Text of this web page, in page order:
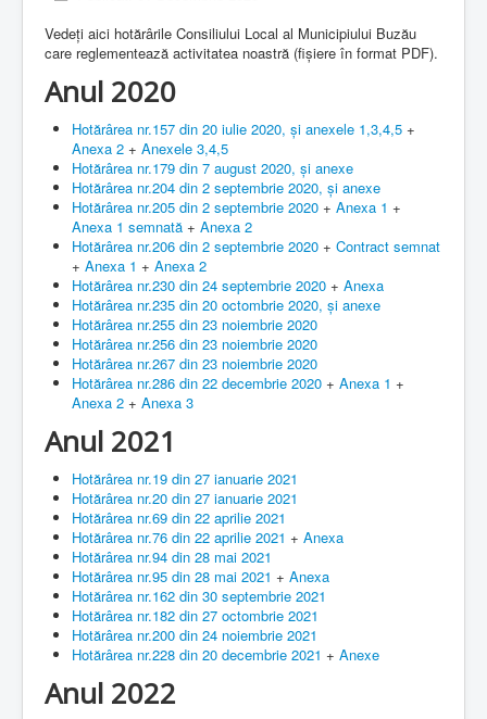
Plata online
Contact
Vedeți aici hotărârile Consiliului Local al Municipiului Buzău
care reglementează activitatea noastră (fișiere în format PDF).
Anul 2020
Hotărârea nr.157 din 20 iulie 2020, și anexele 1,3,4,5 +
Anexa 2 + Anexele 3,4,5
Hotărârea nr.179 din 7 august 2020, și anexe
Hotărârea nr.204 din 2 septembrie 2020, și anexe
Hotărârea nr.205 din 2 septembrie 2020 + Anexa 1 +
Anexa 1 semnată + Anexa 2
Hotărârea nr.206 din 2 septembrie 2020 + Contract semnat
+ Anexa 1 + Anexa 2
Hotărârea nr.230 din 24 septembrie 2020 + Anexa
Hotărârea nr.235 din 20 octombrie 2020, și anexe
Hotărârea nr.255 din 23 noiembrie 2020
Hotărârea nr.256 din 23 noiembrie 2020
Hotărârea nr.267 din 23 noiembrie 2020
Hotărârea nr.286 din 22 decembrie 2020 + Anexa 1 +
Anexa 2 + Anexa 3
Anul 2021
Hotărârea nr.19 din 27 ianuarie 2021
Hotărârea nr.20 din 27 ianuarie 2021
Hotărârea nr.69 din 22 aprilie 2021
Hotărârea nr.76 din 22 aprilie 2021 + Anexa
Hotărârea nr.94 din 28 mai 2021
Hotărârea nr.95 din 28 mai 2021 + Anexa
Hotărârea nr.162 din 30 septembrie 2021
Hotărârea nr.182 din 27 octombrie 2021
Hotărârea nr.200 din 24 noiembrie 2021
Hotărârea nr.228 din 20 decembrie 2021 + Anexe
Anul 2022